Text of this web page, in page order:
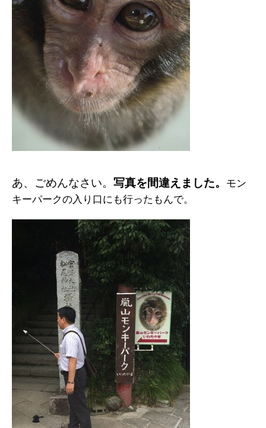
あ、ごめんなさい。 写真を間違えました。
モン
キーパークの入り口にも行ったもんで。